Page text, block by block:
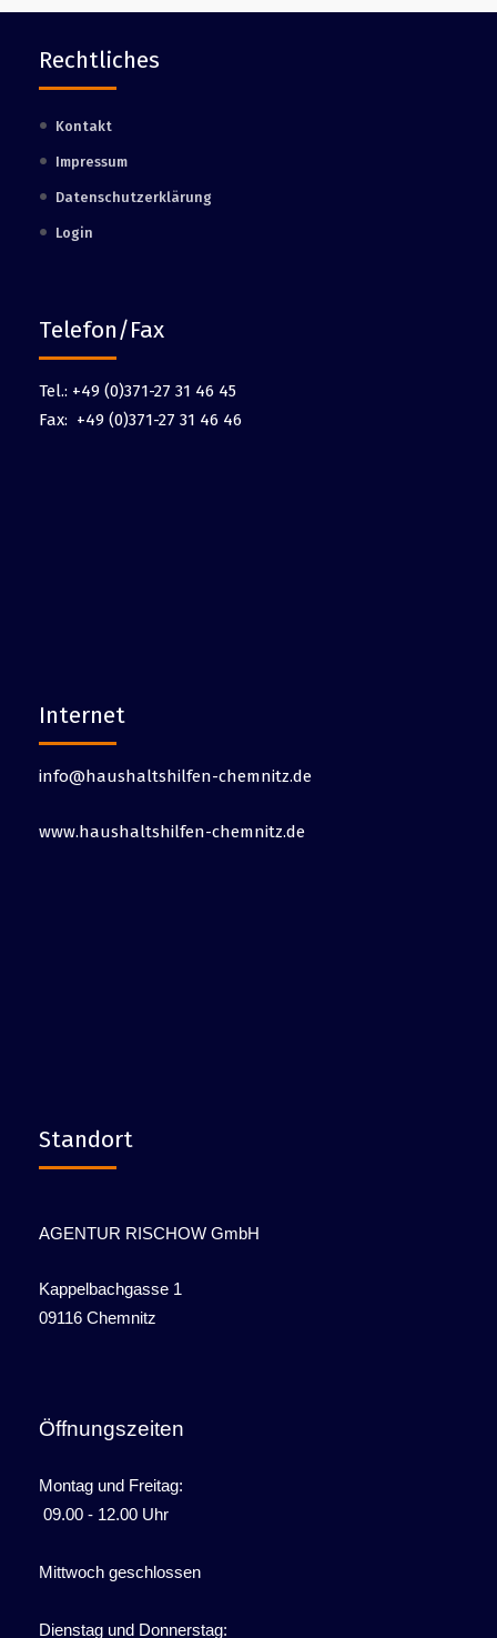
Rechtliches
Kontakt
Impressum
Datenschutzerklärung
Login
Telefon/Fax
Tel.: +49 (0)371-27 31 46 45
Fax: +49 (0)371-27 31 46 46
Internet
info@haushaltshilfen-chemnitz.de
www.haushaltshilfen-chemnitz.de
Standort
AGENTUR RISCHOW GmbH
Kappelbachgasse 1
09116 Chemnitz
Öffnungszeiten
Montag und Freitag:
09.00 - 12.00 Uhr
Mittwoch geschlossen
Dienstag und Donnerstag: